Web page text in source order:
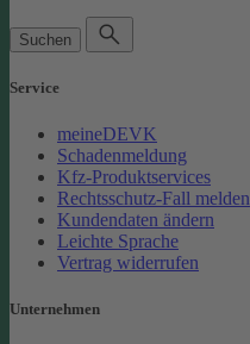
Suchen
Service
meineDEVK
Schadenmeldung
Kfz-Produktservices
Rechtsschutz-Fall melden
Kundendaten ändern
Leichte Sprache
Vertrag widerrufen
Unternehmen